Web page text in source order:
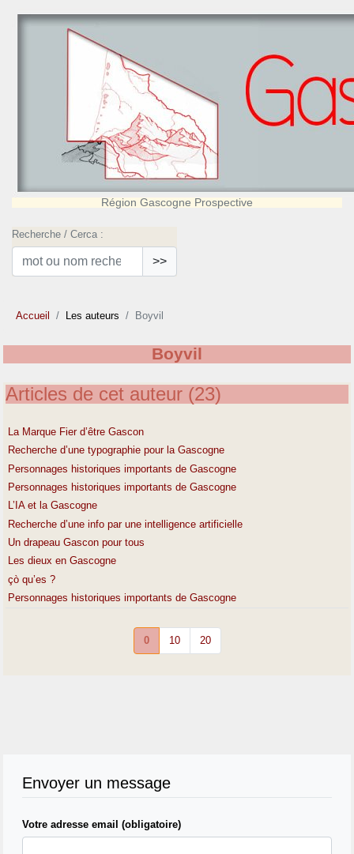
Région Gascogne Prospective
Recherche / Cerca :
>>
Accueil Les auteurs Boyvil
Boyvil
Articles de cet auteur (23)
La Marque Fier d’être Gascon
Recherche d’une typographie pour la Gascogne
Personnages historiques importants de Gascogne
Personnages historiques importants de Gascogne
L’IA et la Gascogne
Recherche d’une info par une intelligence artificielle
Un drapeau Gascon pour tous
Les dieux en Gascogne
çò qu’es ?
Personnages historiques importants de Gascogne
0 10 20
Envoyer un message
Votre adresse email (obligatoire)